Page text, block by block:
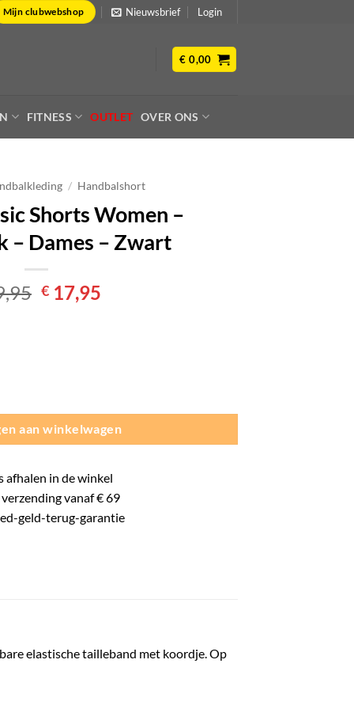
Mijn clubwebshop Nieuwsbrief Login
€ 0,00
FITNESS OUTLET OVER ONS
/ Handbalshort
Shorts Women –
– Dames – Zwart
Oorspronkelijke
prijs
€ 17,95
aan winkelwagen
afhalen in de winkel
vanaf € 69
geld-terug-garantie
elastische tailleband met koordje. Op